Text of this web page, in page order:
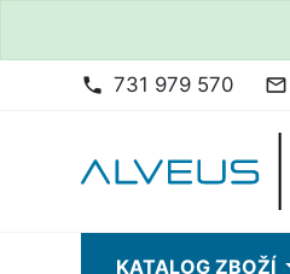
phone 731 979 570 mail_outline
KATALOG ZBOŽÍ